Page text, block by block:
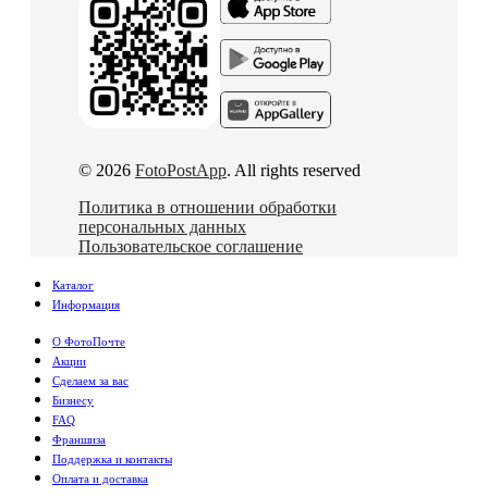
© 2026 FotoPostApp. All rights reserved
Политика в отношении обработки
персональных данных
Пользовательское соглашение
Каталог
Информация
О ФотоПочте
Акции
Сделаем за вас
Бизнесу
FAQ
Франшиза
Поддержка и контакты
Оплата и доставка